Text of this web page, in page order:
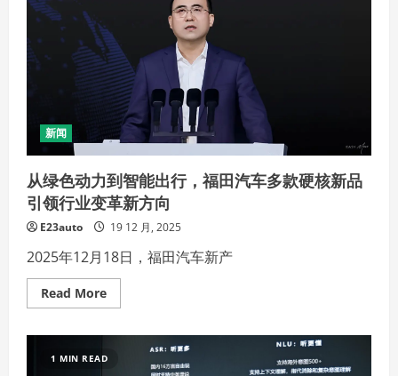
未
来
全
球
首
个
“可
电
可
氢”
智
重
卡
平
台
首
产
品
福
田
卡
文
耀
登
新闻
从绿色动力到智能出行，福田汽车多款硬核新品
引领行业变革新方向
E23auto 19 12 月, 2025
2025年12月18日，福田汽车新产
Read MoreRead
more
色
动
1 MIN READ